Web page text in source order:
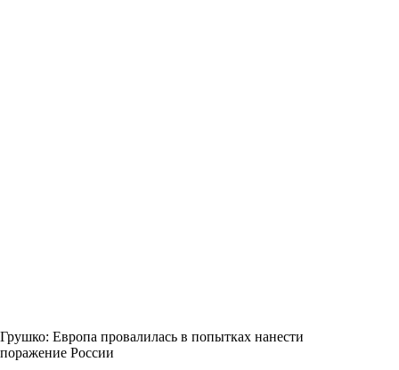
Грушко: Европа провалилась в попытках нанести
поражение России